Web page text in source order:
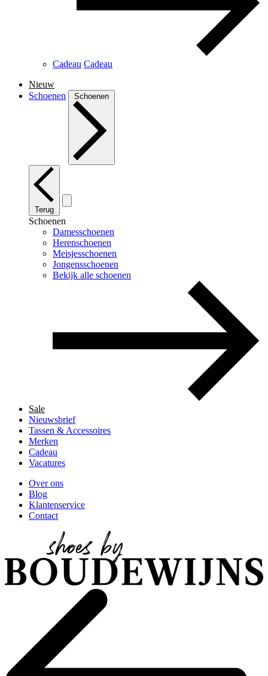
Cadeau Cadeau
Nieuw
Schoenen
Schoenen
Terug
Schoenen
Damesschoenen
Herenschoenen
Meisjesschoenen
Jongensschoenen
Bekijk alle schoenen
Sale
Nieuwsbrief
Tassen & Accessoires
Merken
Cadeau
Vacatures
Over ons
Blog
Klantenservice
Contact